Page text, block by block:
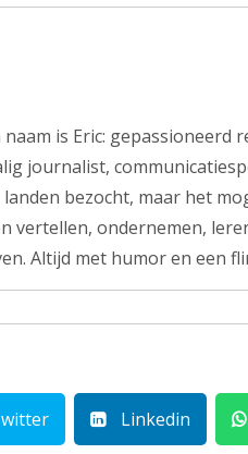
naam is Eric:
journalist,
landen bezocht, maar het
vertellen, ondernemen,
Altijd met humor en een
Linkedin